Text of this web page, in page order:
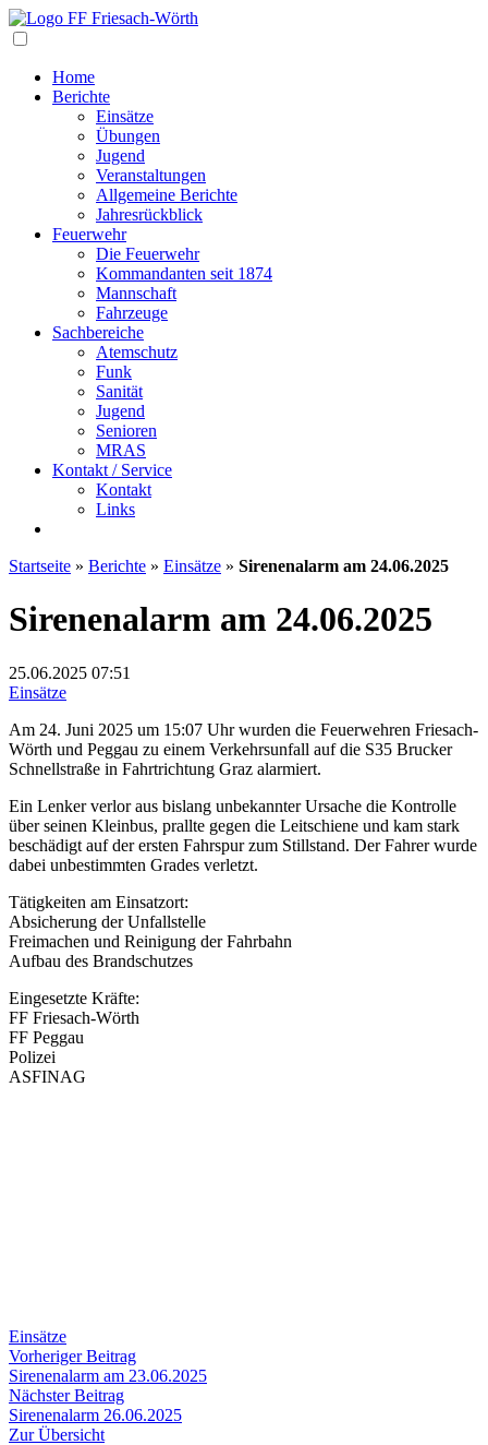
Home
Berichte
Einsätze
Übungen
Jugend
Veranstaltungen
Allgemeine Berichte
Jahresrückblick
Feuerwehr
Die Feuerwehr
Kommandanten seit 1874
Mannschaft
Fahrzeuge
Sachbereiche
Atemschutz
Funk
Sanität
Jugend
Senioren
MRAS
Kontakt / Service
Kontakt
Links
Startseite » Berichte » Einsätze » Sirenenalarm am 24.06.2025
Sirenenalarm am 24.06.2025
25.06.2025 07:51
Einsätze
Am 24. Juni 2025 um 15:07 Uhr wurden die Feuerwehren Friesach-
Wörth und Peggau zu einem Verkehrsunfall auf die S35 Brucker
Schnellstraße in Fahrtrichtung Graz alarmiert.
Ein Lenker verlor aus bislang unbekannter Ursache die Kontrolle
über seinen Kleinbus, prallte gegen die Leitschiene und kam stark
beschädigt auf der ersten Fahrspur zum Stillstand. Der Fahrer wurde
dabei unbestimmten Grades verletzt.
Tätigkeiten am Einsatzort:
Absicherung der Unfallstelle
Freimachen und Reinigung der Fahrbahn
Aufbau des Brandschutzes
Eingesetzte Kräfte:
FF Friesach-Wörth
FF Peggau
Polizei
ASFINAG
Einsätze
Beitragsnavigation
Vorheriger BeitragVorheriger
Beitrag:
Sirenenalarm am 23.06.2025
Nächster BeitragNächster
Beitrag:
Sirenenalarm 26.06.2025
Zur Übersicht